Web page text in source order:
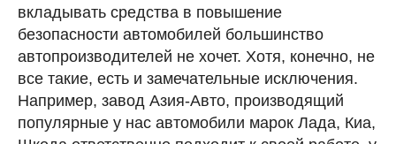
вкладывать средства в повышение
безопасности автомобилей большинство
автопроизводителей не хочет. Хотя, конечно, не
все такие, есть и замечательные исключения.
Например, завод Азия-Авто, производящий
популярные у нас автомобили марок Лада, Киа,